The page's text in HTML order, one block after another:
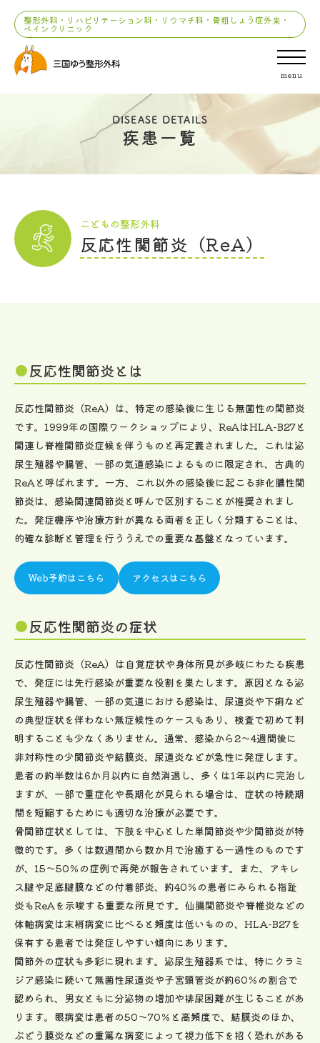
整形外科・リハビリテーション科・リウマチ科・骨粗しょう症外来・
ペインクリニック
menu
DISEASE DETAILS
疾患一覧
こどもの整形外科
反応性関節炎（ReA）
反応性関節炎とは
反応性関節炎（ReA）は、特定の感染後に生じる無菌性の関節炎
です。1999年の国際ワークショップにより、ReAはHLA-B27と
関連し脊椎関節炎症候を伴うものと再定義されました。これは泌
尿生殖器や腸管、一部の気道感染によるものに限定され、古典的
ReAと呼ばれます。一方、これ以外の感染後に起こる非化膿性関
節炎は、感染関連関節炎と呼んで区別することが推奨されまし
た。発症機序や治療方針が異なる両者を正しく分類することは、
的確な診断と管理を行ううえでの重要な基盤となっています。
Web予約はこちら アクセスはこちら
反応性関節炎の症状
反応性関節炎（ReA）は自覚症状や身体所見が多岐にわたる疾患
で、発症には先行感染が重要な役割を果たします。原因となる泌
尿生殖器や腸管、一部の気道における感染は、尿道炎や下痢など
の典型症状を伴わない無症候性のケースもあり、検査で初めて判
明することも少なくありません。通常、感染から2～4週間後に
非対称性の少関節炎や結膜炎、尿道炎などが急性に発症します。
患者の約半数は6か月以内に自然消退し、多くは1年以内に完治し
ますが、一部で重症化や長期化が見られる場合は、症状の持続期
間を短縮するためにも適切な治療が必要です。
骨関節症状としては、下肢を中心とした単関節炎や少関節炎が特
徴的です。多くは数週間から数か月で治癒する一過性のものです
が、15～50％の症例で再発が報告されています。また、アキレ
ス腱や足底腱膜などの付着部炎、約40％の患者にみられる指趾
炎もReAを示唆する重要な所見です。仙腸関節炎や脊椎炎などの
体軸病変は末梢病変に比べると頻度は低いものの、HLA-B27を
保有する患者では発症しやすい傾向にあります。
関節外の症状も多彩に現れます。泌尿生殖器系では、特にクラミ
ジア感染に続いて無菌性尿道炎や子宮頸管炎が約60％の割合で
認められ、男女ともに分泌物の増加や排尿困難が生じることがあ
ります。眼病変は患者の50～70％と高頻度で、結膜炎のほか、
ぶどう膜炎などの重篤な病変によって視力低下を招く恐れがある